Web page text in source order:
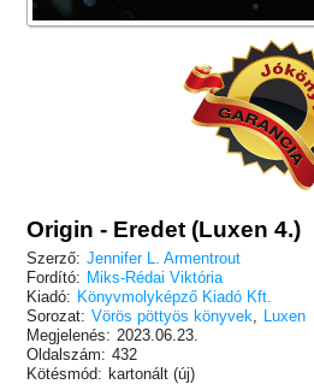
Origin - Eredet (Luxen 4.)
Szerző: Jennifer L. Armentrout
Fordító: Miks-Rédai Viktória
Kiadó: Könyvmolyképző Kiadó Kft.
Sorozat: Vörös pöttyös könyvek
Luxen
Megjelenés: 2023.06.23.
Oldalszám: 432
Kötésmód: kartonált (új)